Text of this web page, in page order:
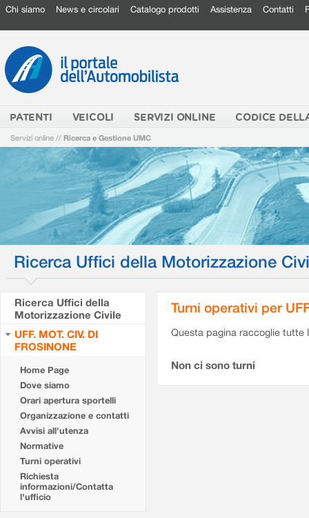
Chi siamo News e circolari Catalogo prodotti Assistenza Contatti
PATENTI VEICOLI SERVIZI ONLINE CODICE
Servizi online // Ricerca e Gestione UMC
Ricerca Uffici della Motorizzazione
Ricerca Uffici della
Motorizzazione Civile
UFF. MOT. CIV. DI
FROSINONE
Home Page
Dove siamo
Orari apertura sportelli
Organizzazione e contatti
Avvisi all'utenza
Normative
Turni operativi
Richiesta
informazioni/Contatta
l'ufficio
Turni operativi per
Questa pagina raccoglie tutte
Non ci sono turni